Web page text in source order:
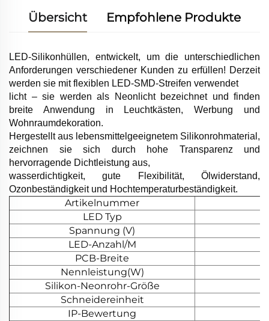
Übersicht Empfohlene Produkte
LED-Silikonhüllen, entwickelt, um die unterschiedlichen
Anforderungen verschiedener Kunden zu erfüllen! Derzeit
werden sie mit flexiblen LED-SMD-Streifen verwendet
licht – sie werden als Neonlicht bezeichnet und finden
breite Anwendung in Leuchtkästen, Werbung und
Wohnraumdekoration.
Hergestellt aus lebensmittelgeeignetem Silikonrohmaterial,
zeichnen sie sich durch hohe Transparenz und
hervorragende Dichtleistung aus,
wasserdichtigkeit, gute Flexibilität, Ölwiderstand,
Ozonbeständigkeit und Hochtemperaturbeständigkeit.
Artikelnummer
LED Typ
Spannung (V)
LED-Anzahl/M
PCB-Breite
Nennleistung(W)
Silikon-Neonrohr-Größe
Schneidereinheit
IP-Bewertung